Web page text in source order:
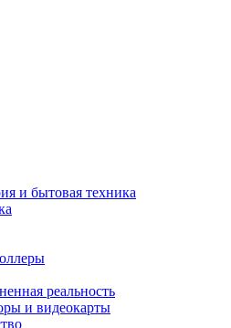
и бытовая техника
реальность
и видеокарты